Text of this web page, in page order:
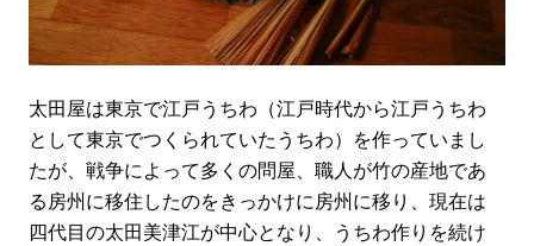
太田屋は東京で江戸うちわ（江戸時代から江戸うちわ
として東京でつくられていたうちわ）を作っていまし
たが、戦争によって多くの問屋、職人が竹の産地であ
る房州に移住したのをきっかけに房州に移り、現在は
四代目の太田美津江が中心となり、うちわ作りを続け